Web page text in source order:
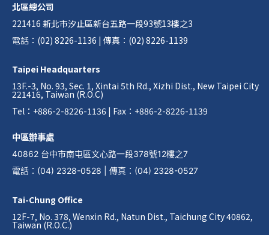
北區總公司
221416 新北市汐止區新台五路一段93號13樓之3
電話：(02) 8226-1136 | 傳真：(02) 8226-1139
Taipei Headquarters
13F.-3, No. 93, Sec. 1, Xintai 5th Rd., Xizhi Dist., New Taipei City
221416, Taiwan (R.O.C)
Tel：+886-2-8226-1136 | Fax：+886-2-8226-1139
中區辦事處
40862 台中市南屯區文心路一段378號12樓之7
電話 ： (04) 2328-0528 傳真 ： (04) 2328-0527
Tai-Chung Office
12F-7, No. 378, Wenxin Rd., Natun Dist., Taichung City 40862,
Taiwan (R.O.C.)